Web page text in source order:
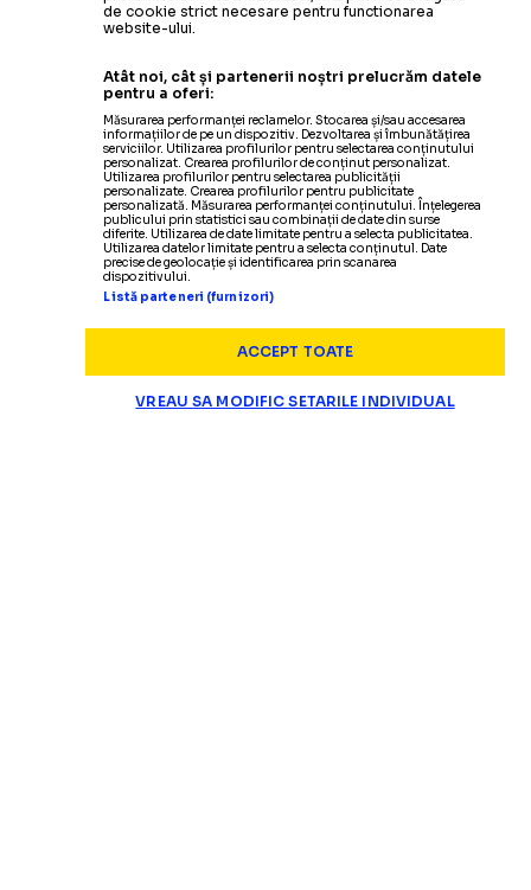
de cookie strict necesare pentru functionarea
website-ului.
Atât noi, cât și partenerii noștri prelucrăm datele
pentru a oferi:
Măsurarea performanței reclamelor. Stocarea și/sau accesarea
informațiilor de pe un dispozitiv. Dezvoltarea și îmbunătățirea
serviciilor. Utilizarea profilurilor pentru selectarea conținutului
personalizat. Crearea profilurilor de conținut personalizat.
Utilizarea profilurilor pentru selectarea publicității
personalizate. Crearea profilurilor pentru publicitate
personalizată. Măsurarea performanței conținutului. Înțelegerea
publicului prin statistici sau combinații de date din surse
diferite. Utilizarea de date limitate pentru a selecta publicitatea.
Utilizarea datelor limitate pentru a selecta conținutul. Date
precise de geolocație și identificarea prin scanarea
dispozitivului.
Listă parteneri (furnizori)
ACCEPT TOATE
VREAU SA MODIFIC SETARILE INDIVIDUAL